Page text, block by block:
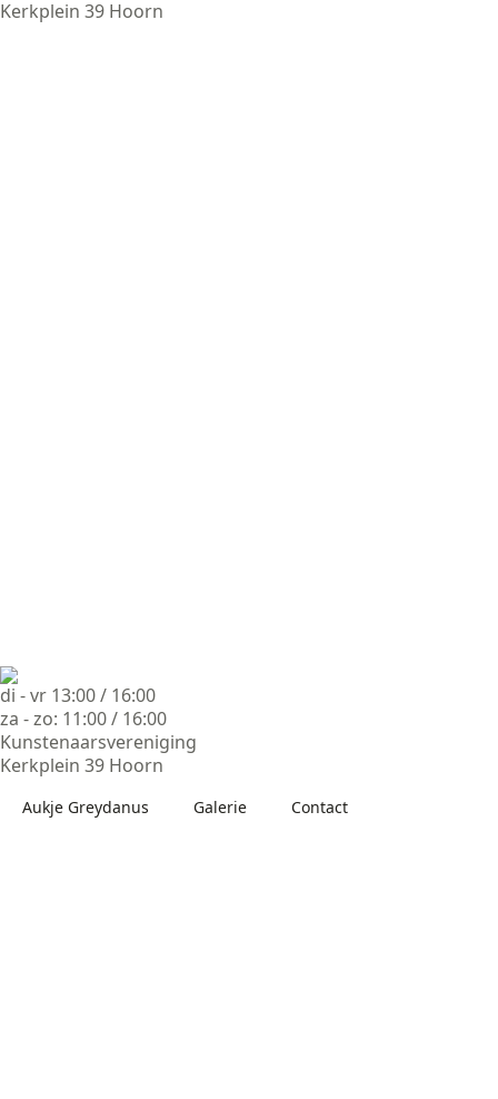
Kerkplein 39 Hoorn
di - vr 13:00 / 16:00
za - zo: 11:00 / 16:00
Kunstenaarsvereniging
Kerkplein 39 Hoorn
Aukje Greydanus Galerie Contact